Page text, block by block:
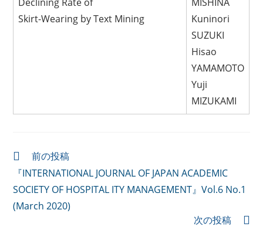
Skirt-Wearing by Text Mining
Kuninori
SUZUKI
Hisao
YAMAMOTO
Yuji
MIZUKAMI
前の投稿
『INTERNATIONAL JOURNAL OF JAPAN ACADEMIC
SOCIETY OF HOSPITAL ITY MANAGEMENT』Vol.6 No.1
(March 2020)
次の投稿